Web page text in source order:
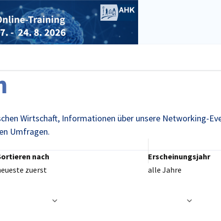
schließen
Wirtschaft, Informationen über unsere Networking-
Umfragen.
nach
zuerst
Erscheinungsjahr
alle Jahre